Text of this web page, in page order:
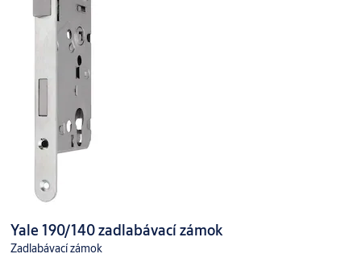
Yale 190/140 zadlabávací zámok
Zadlabávací zámok